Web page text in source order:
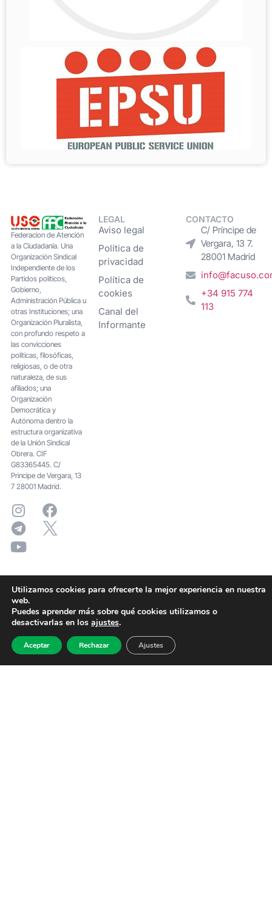
Federacion de Atención
a la Ciudadanía. Una
Organización Sindical
Independiente de los
Partidos políticos,
Gobierno,
Administración Pública u
otras Instituciones; una
Organización Pluralista,
con profundo respeto a
las convicciones
políticas, filosóficas,
religiosas, o de otra
naturaleza, de sus
afiliados; una
Organización
Democrática y
Autónoma dentro la
estructura organizativa
de la Unión Sindical
Obrera. CIF
G83365445. C/
Principe de Vergara, 13
7 28001 Madrid.
LEGAL
Aviso legal
Política de
privacidad
Política de
cookies
Canal del
Informante
CONTACTO
C/ Príncipe de
Vergara, 13 7.
28001 Madrid
+34 915 774
113
Utilizamos cookies para ofrecerte la mejor experiencia en nuestra
web.
Puedes aprender más sobre qué cookies utilizamos o
desactivarlas en los ajustes.
Aceptar Rechazar Ajustes